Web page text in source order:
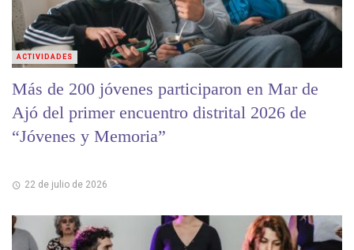
Más de 200 jóvenes participaron en Mar de
Ajó del primer encuentro distrital 2026 de
“Jóvenes y Memoria”
22 de julio de 2026
ACTIVIDADES